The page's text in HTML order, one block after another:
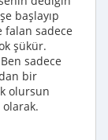
başlayıp
falan sadece
şükür.
sadece
bir
olursun